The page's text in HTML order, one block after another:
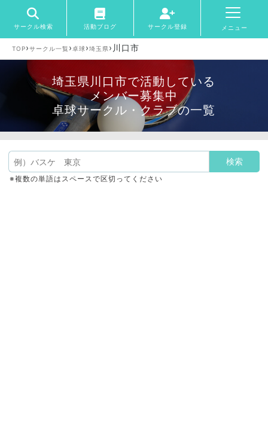
サークル検索 活動ブログ サークル登録 メニュー
TOP›サークル一覧 › 卓球 ›埼玉県› 川口市
埼玉県川口市で活動している
メンバー募集中
卓球サークル・クラブの一覧
※複数の単語はスペースで区切ってください